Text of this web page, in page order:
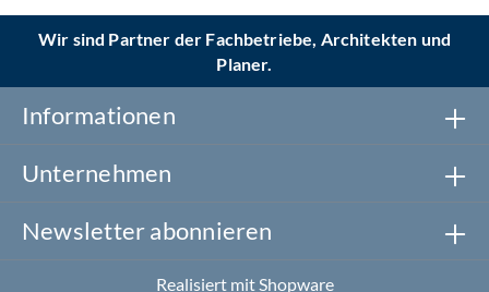
Wir sind Partner der Fachbetriebe, Architekten und
Planer.
Informationen
Unternehmen
Newsletter abonnieren
Realisiert mit Shopware